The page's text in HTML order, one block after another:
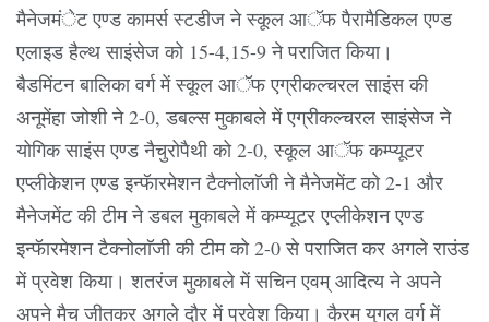
मैनेजमंेट एण्ड कामर्स स्टडीज ने स्कूल आॅफ पैरामैडिकल एण्ड
एलाइड हैल्थ साइंसेज को 15-4,15-9 ने पराजित किया।
बैडमिंटन बालिका वर्ग में स्कूल आॅफ एग्रीकल्चरल साइंस की
अनूमेंहा जोशी ने 2-0, डबल्स मुकाबले में एग्रीकल्चरल साइंसेज ने
योगिक साइंस एण्ड नैचुरोपैथी को 2-0, स्कूल आॅफ कम्प्यूटर
एप्लीकेशन एण्ड इन्फॅारमेशन टैक्नोलाॅजी ने मैनेजमेंट को 2-1 और
मैनेजमेंट की टीम ने डबल मुकाबले में कम्प्यूटर एप्लीकेशन एण्ड
इन्फॅारमेशन टैक्नोलाॅजी की टीम को 2-0 से पराजित कर अगले राउंड
में प्रवेश किया। शतरंज मुकाबले में सचिन एवम् आदित्य ने अपने
अपने मैच जीतकर अगले दौर में प्रवेश किया। कैरम युगल वर्ग में